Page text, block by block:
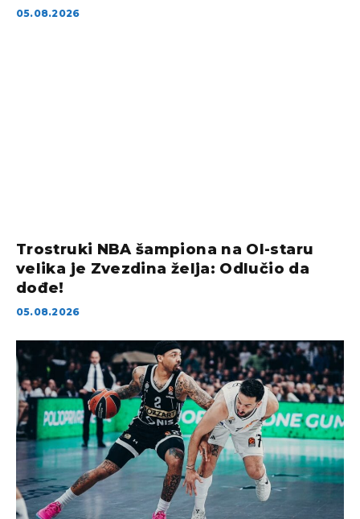
05.08.2026
Trostruki NBA šampiona na Ol-staru
velika je Zvezdina želja: Odlučio da
dođe!
05.08.2026